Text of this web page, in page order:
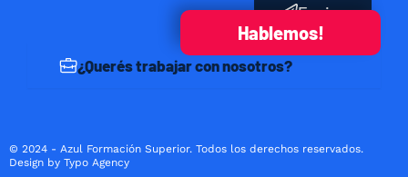
Hablemos!
¿Querés trabajar con nosotros?
Enviar
© 2024 - Azul Formación Superior. Todos los derechos reservados.
Design by Typo Agency